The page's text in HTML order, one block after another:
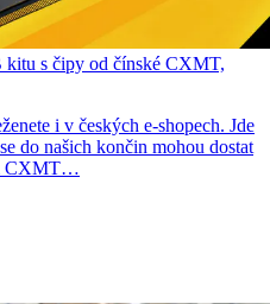
s čipy od čínské CXMT,
i v českých e-shopech. Jde
do našich končin mohou dostat
CXMT…